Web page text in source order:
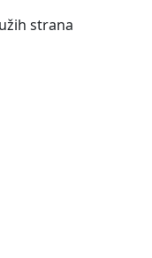
strana